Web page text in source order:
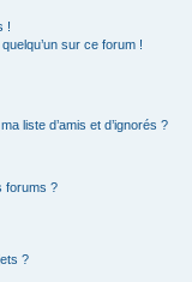
!
sur ce forum !
liste d’amis et d’ignorés ?
forums ?
?